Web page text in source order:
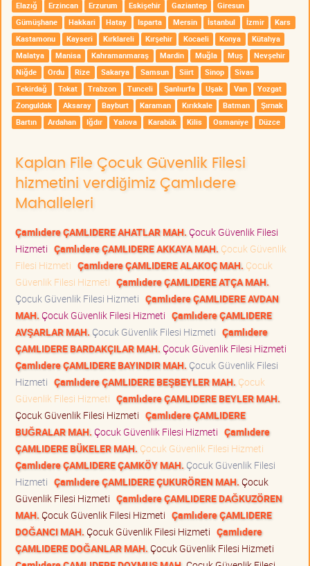
Elazığ
Erzincan Erzurum Eskişehir Gaziantep
Giresun
Gümüşhane
Hakkari Hatay Isparta Mersin İstanbul İzmir
Kars
Kastamonu
Kayseri Kırklareli Kırşehir Kocaeli Konya
Kütahya
Malatya
Manisa Kahramanmaraş Mardin Muğla Muş
Nevşehir
Niğde
Ordu Rize Sakarya Samsun Siirt Sinop
Sivas
Tekirdağ
Tokat Trabzon Tunceli Şanlıurfa Uşak Van
Yozgat
Zonguldak
Aksaray Bayburt Karaman Kırıkkale Batman
Şırnak
Bartın
Ardahan Iğdır Yalova Karabük Kilis Osmaniye Düzce
Kaplan File Çocuk Güvenlik Filesi
hizmetini verdiğimiz Çamlıdere
Mahalleleri
Çamlıdere ÇAMLIDERE AHATLAR MAH. Çocuk Güvenlik Filesi
Hizmeti Çamlıdere ÇAMLIDERE AKKAYA MAH. Çocuk Güvenlik
Filesi Hizmeti Çamlıdere ÇAMLIDERE ALAKOÇ MAH. Çocuk
Güvenlik Filesi Hizmeti Çamlıdere ÇAMLIDERE ATÇA MAH.
Çocuk Güvenlik Filesi Hizmeti Çamlıdere ÇAMLIDERE AVDAN
MAH. Çocuk Güvenlik Filesi Hizmeti Çamlıdere ÇAMLIDERE
AVŞARLAR MAH. Çocuk Güvenlik Filesi Hizmeti Çamlıdere
ÇAMLIDERE BARDAKÇILAR MAH. Çocuk Güvenlik Filesi Hizmeti
Çamlıdere ÇAMLIDERE BAYINDIR MAH. Çocuk Güvenlik Filesi
Hizmeti Çamlıdere ÇAMLIDERE BEŞBEYLER MAH. Çocuk
Güvenlik Filesi Hizmeti Çamlıdere ÇAMLIDERE BEYLER MAH.
Çocuk Güvenlik Filesi Hizmeti Çamlıdere ÇAMLIDERE
BUĞRALAR MAH. Çocuk Güvenlik Filesi Hizmeti Çamlıdere
ÇAMLIDERE BÜKELER MAH. Çocuk Güvenlik Filesi Hizmeti
Çamlıdere ÇAMLIDERE ÇAMKÖY MAH. Çocuk Güvenlik Filesi
Hizmeti Çamlıdere ÇAMLIDERE ÇUKURÖREN MAH. Çocuk
Güvenlik Filesi Hizmeti Çamlıdere ÇAMLIDERE DAĞKUZÖREN
MAH. Çocuk Güvenlik Filesi Hizmeti Çamlıdere ÇAMLIDERE
DOĞANCI MAH. Çocuk Güvenlik Filesi Hizmeti Çamlıdere
ÇAMLIDERE DOĞANLAR MAH. Çocuk Güvenlik Filesi Hizmeti